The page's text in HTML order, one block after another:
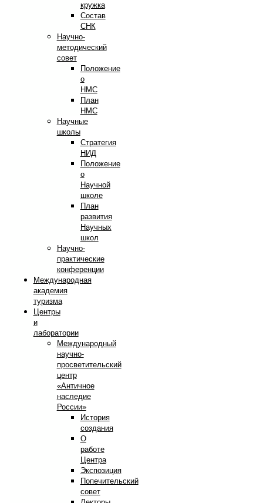
кружка
Состав
СНК
Научно-
методический
совет
Положение
о
НМС
План
НМС
Научные
школы
Стратегия
НИД
Положение
о
Научной
школе
План
развития
Научных
школ
Научно-
практические
конференции
Международная
академия
туризма
Центры
и
лаборатории
Международный
научно-
просветительский
центр
«Античное
наследие
России»
История
создания
О
работе
Центра
Экспозиция
Попечительский
совет